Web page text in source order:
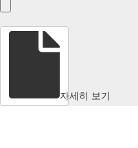
자세히 보기